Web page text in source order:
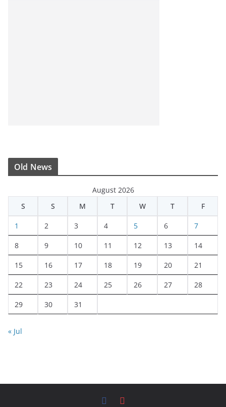
Old News
August 2026
S
S M T W T F
1 2 3 4 5 6 7
8 9 10 11 12 13 14
15 16 17 18 19 20 21
22 23 24 25 26 27 28
29 30 31
« Jul